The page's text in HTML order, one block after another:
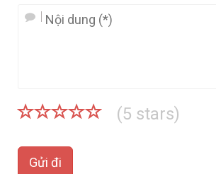
(5 stars)
Gửi đi